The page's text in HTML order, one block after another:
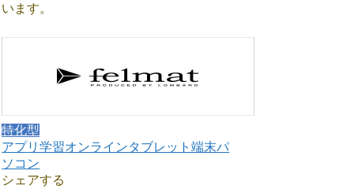
います。
特化型
アプリ学習オンラインタブレット端末パ
ソコン
シェアする